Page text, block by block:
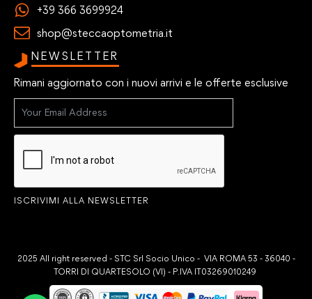
+39 366 3699924
shop@steccaoptometria.it
NEWSLETTER
Rimani aggiornato con i nuovi arrivi e le offerte esclusive
ISCRIVIMI ALLA NEWSLETTER
2025 All right reserved - STC Srl Socio Unico - VIA ROMA 53 - 36040 -
TORRI DI QUARTESOLO (VI) - P.IVA IT03269010249